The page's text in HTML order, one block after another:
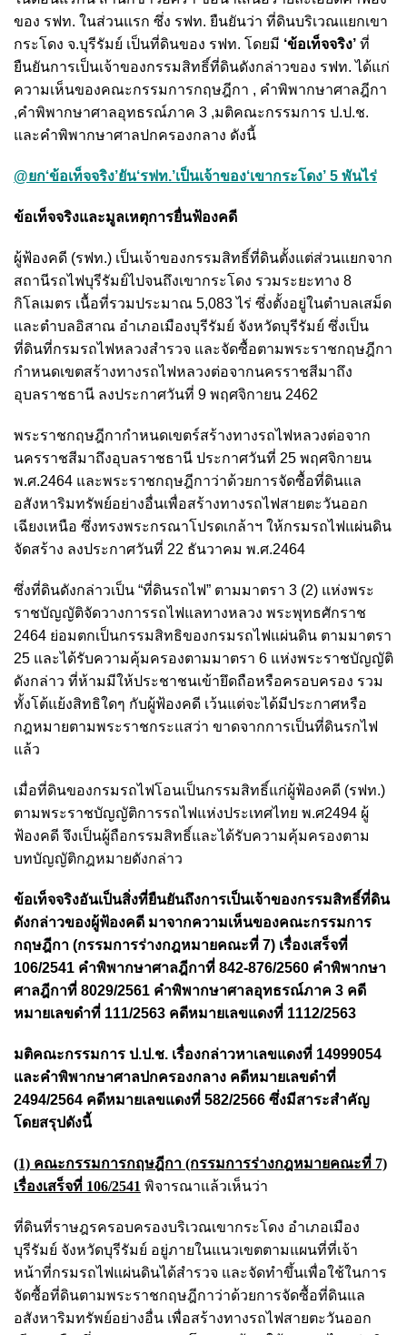
ของ รฟท. ในส่วนแรก ซึ่ง รฟท. ยืนยันว่า ที่ดินบริเวณแยกเขา
กระโดง จ.บุรีรัมย์ เป็นที่ดินของ รฟท. โดยมี ‘ข้อเท็จจริง’ ที่
ยืนยันการเป็นเจ้าของกรรมสิทธิ์ที่ดินดังกล่าวของ รฟท. ได้แก่
ความเห็นของคณะกรรมการกฤษฎีกา , คำพิพากษาศาลฎีกา
,คำพิพากษาศาลอุทธรณ์ภาค 3 ,มติคณะกรรมการ ป.ป.ช.
และคําพิพากษาศาลปกครองกลาง ดังนี้
@ยก‘ข้อเท็จจริง’ยัน‘รฟท.’เป็นเจ้าของ‘เขากระโดง’ 5 พันไร่
ข้อเท็จจริงและมูลเหตุการยื่นฟ้องคดี
ผู้ฟ้องคดี (รฟท.) เป็นเจ้าของกรรมสิทธิ์ที่ดินตั้งแต่ส่วนแยกจาก
สถานีรถไฟบุรีรัมย์ไปจนถึงเขากระโดง รวมระยะทาง 8
กิโลเมตร เนื้อที่รวมประมาณ 5,083 ไร่ ซึ่งตั้งอยู่ในตำบลเสม็ด
และตำบลอิสาณ อำเภอเมืองบุรีรัมย์ จังหวัดบุรีรัมย์ ซึ่งเป็น
ที่ดินที่กรมรถไฟหลวงสำรวจ และจัดซื้อตามพระราชกฤษฎีกา
กำหนดเขตสร้างทางรถไฟหลวงต่อจากนครราชสีมาถึง
อุบลราชธานี ลงประกาศวันที่ 9 พฤศจิกายน 2462
พระราชกฤษฎีกากำหนดเขตร์สร้างทางรถไฟหลวงต่อจาก
นครราชสีมาถึงอุบลราชธานี ประกาศวันที่ 25 พฤศจิกายน
พ.ศ.2464 และพระราชกฤษฎีกาว่าด้วยการจัดซื้อที่ดินแล
อสังหาริมทรัพย์อย่างอื่นเพื่อสร้างทางรถไฟสายตะวันออก
เฉียงเหนือ ซึ่งทรงพระกรณาโปรดเกล้าฯ ให้กรมรถไฟแผ่นดิน
จัดสร้าง ลงประกาศวันที่ 22 ธันวาคม พ.ศ.2464
ซึ่งที่ดินดังกล่าวเป็น “ที่ดินรถไฟ” ตามมาตรา 3 (2) แห่งพระ
ราชบัญญัติจัดวางการรถไฟแลทางหลวง พระพุทธศักราช
2464 ย่อมตกเป็นกรรมสิทธิของกรมรถไฟแผ่นดิน ตามมาตรา
25 และได้รับความคุ้มครองตามมาตรา 6 แห่งพระราชบัญญัติ
ดังกล่าว ที่ห้ามมีให้ประชาชนเข้ายึดถือหรือครอบครอง รวม
ทั้งโต้แย้งสิทธิใดๆ กับผู้ฟ้องคดี เว้นแต่จะได้มีประกาศหรือ
กฎหมายตามพระราชกระแสว่า ขาดจากการเป็นที่ดินรกไฟ
แล้ว
เมื่อที่ดินของกรมรถไฟโอนเป็นกรรมสิทธิ์แก่ผู้ฟ้องคดี (รฟท.)
ตามพระราชบัญญัติการรถไฟแห่งประเทศไทย พ.ศ2494 ผู้
ฟ้องคดี จึงเป็นผู้ถือกรรมสิทธิ์และได้รับความคุ้มครองตาม
บทบัญญัติกฎหมายดังกล่าว
ข้อเท็จจริงอันเป็นสิ่งที่ยืนยันถึงการเป็นเจ้าของกรรมสิทธิ์ที่ดิน
ดังกล่าวของผู้ฟ้องคดี มาจากความเห็นของคณะกรรมการ
กฤษฎีกา (กรรมการร่างกฎหมายคณะที่ 7) เรื่องเสร็จที่
106/2541 คำพิพากษาศาลฎีกาที่ 842-876/2560 คำพิพากษา
ศาลฎีกาที่ 8029/2561 คำพิพากษาศาลอุทธรณ์ภาค 3 คดี
หมายเลขดำที่ 111/2563 คดีหมายเลขแดงที่ 1112/2563
มติคณะกรรมการ ป.ป.ช. เรื่องกล่าวหาเลขแดงที่ 14999054
และคําพิพากษาศาลปกครองกลาง คดีหมายเลขดำที่
2494/2564 คดีหมายเลขแดงที่ 582/2566 ซึ่งมีสาระสำคัญ
โดยสรุปดังนี้
(1) คณะกรรมการกฤษฎีกา (กรรมการร่างกฎหมายคณะที่ 7)
เรื่องเสร็จที่ 106/2541 พิจารณาแล้วเห็นว่า
ที่ดินที่ราษฎรครอบครองบริเวณเขากระโดง อำเภอเมือง
บุรีรัมย์ จังหวัดบุรีรัมย์ อยู่ภายในแนวเขตตามแผนที่ที่เจ้า
หน้าที่กรมรถไฟแผ่นดินได้สำรวจ และจัดทำขึ้นเพื่อใช้ในการ
จัดซื้อที่ดินตามพระราชกฤษฎีกาว่าด้วยการจัดซื้อที่ดินแล
อสังหาริมทรัพย์อย่างอื่น เพื่อสร้างทางรถไฟสายตะวันออก